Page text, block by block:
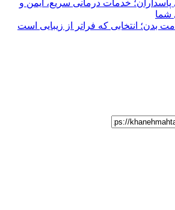
خدمات درمانی سریع، ایمن و
شما
بدن؛ انتخابی که فراتر از زیبایی است